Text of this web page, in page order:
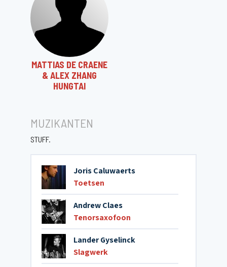
MATTIAS DE CRAENE
& ALEX ZHANG
HUNGTAI
MUZIKANTEN
STUFF.
Joris Caluwaerts
Toetsen
Andrew Claes
Tenorsaxofoon
Lander Gyselinck
Slagwerk